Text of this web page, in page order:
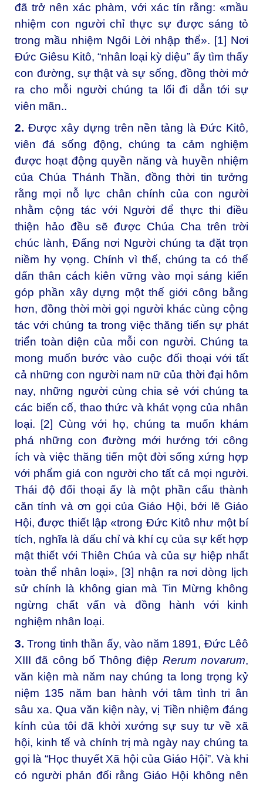
đã trở nên xác phàm, với xác tín rằng: «mầu
nhiệm con người chỉ thực sự được sáng tỏ
trong mầu nhiệm Ngôi Lời nhập thể». [1] Nơi
Đức Giêsu Kitô, “nhân loại kỳ diệu” ấy tìm thấy
con đường, sự thật và sự sống, đồng thời mở
ra cho mỗi người chúng ta lối đi dẫn tới sự
viên mãn..
2. Được xây dựng trên nền tảng là Đức Kitô,
viên đá sống động, chúng ta cảm nghiệm
được hoạt động quyền năng và huyền nhiệm
của Chúa Thánh Thần, đồng thời tin tưởng
rằng mọi nỗ lực chân chính của con người
nhằm cộng tác với Người để thực thi điều
thiện hảo đều sẽ được Chúa Cha trên trời
chúc lành, Đấng nơi Người chúng ta đặt trọn
niềm hy vọng. Chính vì thế, chúng ta có thể
dấn thân cách kiên vững vào mọi sáng kiến
góp phần xây dựng một thế giới công bằng
hơn, đồng thời mời gọi người khác cùng cộng
tác với chúng ta trong việc thăng tiến sự phát
triển toàn diện của mỗi con người. Chúng ta
mong muốn bước vào cuộc đối thoại với tất
cả những con người nam nữ của thời đại hôm
nay, những người cùng chia sẻ với chúng ta
các biến cố, thao thức và khát vọng của nhân
loại. [2] Cùng với họ, chúng ta muốn khám
phá những con đường mới hướng tới công
ích và việc thăng tiến một đời sống xứng hợp
với phẩm giá con người cho tất cả mọi người.
Thái độ đối thoại ấy là một phần cấu thành
căn tính và ơn gọi của Giáo Hội, bởi lẽ Giáo
Hội, được thiết lập «trong Đức Kitô như một bí
tích, nghĩa là dấu chỉ và khí cụ của sự kết hợp
mật thiết với Thiên Chúa và của sự hiệp nhất
toàn thể nhân loại», [3] nhận ra nơi dòng lịch
sử chính là không gian mà Tin Mừng không
ngừng chất vấn và đồng hành với kinh
nghiệm nhân loại.
3. Trong tinh thần ấy, vào năm 1891, Đức Lêô
XIII đã công bố Thông điệp Rerum novarum,
văn kiện mà năm nay chúng ta long trọng kỷ
niệm 135 năm ban hành với tâm tình tri ân
sâu xa. Qua văn kiện này, vị Tiền nhiệm đáng
kính của tôi đã khởi xướng sự suy tư về xã
hội, kinh tế và chính trị mà ngày nay chúng ta
gọi là “Học thuyết Xã hội của Giáo Hội”. Và khi
có người phản đối rằng Giáo Hội không nên